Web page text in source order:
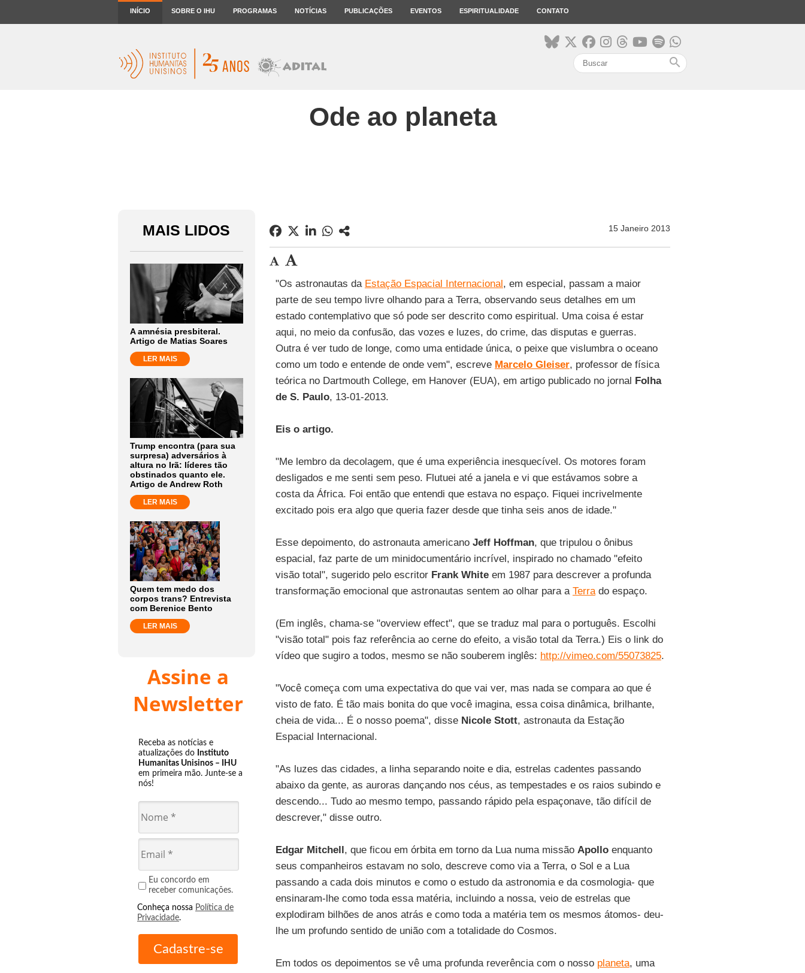
INÍCIO SOBRE O IHU PROGRAMAS NOTÍCIAS PUBLICAÇÕES EVENTOS ESPIRITUALIDADE CONTATO
search
Ode ao planeta
MAIS LIDOS
A amnésia presbiteral.
Artigo de Matias Soares
LER MAIS
Trump encontra (para sua
surpresa) adversários à
altura no Irã: líderes tão
obstinados quanto ele.
Artigo de Andrew Roth
LER MAIS
Quem tem medo dos
corpos trans? Entrevista
com Berenice Bento
LER MAIS
Assine a
Newsletter
Receba as notícias e
atualizações do Instituto
Humanitas Unisinos – IHU
em primeira mão. Junte-se a
nós!
Eu concordo em
receber comunicações.
Conheça nossa Política de
Privacidade.
15 Janeiro 2013
"Os astronautas da Estação Espacial Internacional, em especial, passam a maior
parte de seu tempo livre olhando para a Terra, observando seus detalhes em um
estado contemplativo que só pode ser descrito como espiritual. Uma coisa é estar
aqui, no meio da confusão, das vozes e luzes, do crime, das disputas e guerras.
Outra é ver tudo de longe, como uma entidade única, o peixe que vislumbra o oceano
como um todo e entende de onde vem", escreve Marcelo Gleiser, professor de física
teórica no Dartmouth College, em Hanover (EUA), em artigo publicado no jornal Folha
de S. Paulo, 13-01-2013.
Eis o artigo.
"Me lembro da decolagem, que é uma experiência inesquecível. Os motores foram
desligados e me senti sem peso. Flutuei até a janela e vi que estávamos sobre a
costa da África. Foi então que entendi que estava no espaço. Fiquei incrivelmente
excitado pois era algo que queria fazer desde que tinha seis anos de idade."
Esse depoimento, do astronauta americano Jeff Hoffman, que tripulou o ônibus
espacial, faz parte de um minidocumentário incrível, inspirado no chamado "efeito
visão total", sugerido pelo escritor Frank Whiteem 1987 para descrever a profunda
transformação emocional que astronautas sentem ao olhar para a Terrado espaço.
(Em inglês, chama-se "overview effect", que se traduz mal para o português. Escolhi
"visão total" pois faz referência ao cerne do efeito, a visão total da Terra.) Eis o link do
vídeo que sugiro a todos, mesmo se não souberem inglês: http://vimeo.com/55073825.
"Você começa com uma expectativa do que vai ver, mas nada se compara ao que é
visto de fato. É tão mais bonita do que você imagina, essa coisa dinâmica, brilhante,
cheia de vida... É o nosso poema", disse Nicole Stott, astronauta da Estação
Espacial Internacional.
"As luzes das cidades, a linha separando noite e dia, estrelas cadentes passando
abaixo da gente, as auroras dançando nos céus, as tempestades e os raios subindo e
descendo... Tudo ao mesmo tempo, passando rápido pela espaçonave, tão difícil de
descrever," disse outro.
Edgar Mitchell, que ficou em órbita em torno da Lua numa missão Apolloenquanto
seus companheiros estavam no solo, descreve como via a Terra, o Sol e a Lua
passando a cada dois minutos e como o estudo da astronomia e da cosmologia- que
ensinaram-lhe como toda essa matéria, incluindo a nossa, veio de estrelas que
explodiram bilhões de anos atrás e como toda a matéria tem os mesmos átomos- deu-
lhe um profundo sentido de união com a totalidade do Cosmos.
Em todos os depoimentos se vê uma profunda reverência com o nosso planeta, uma